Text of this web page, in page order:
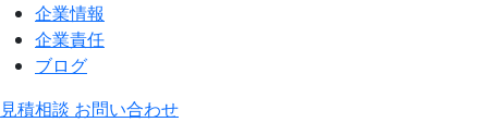
企業情報
企業責任
ブログ
見積相談 お問い合わせ